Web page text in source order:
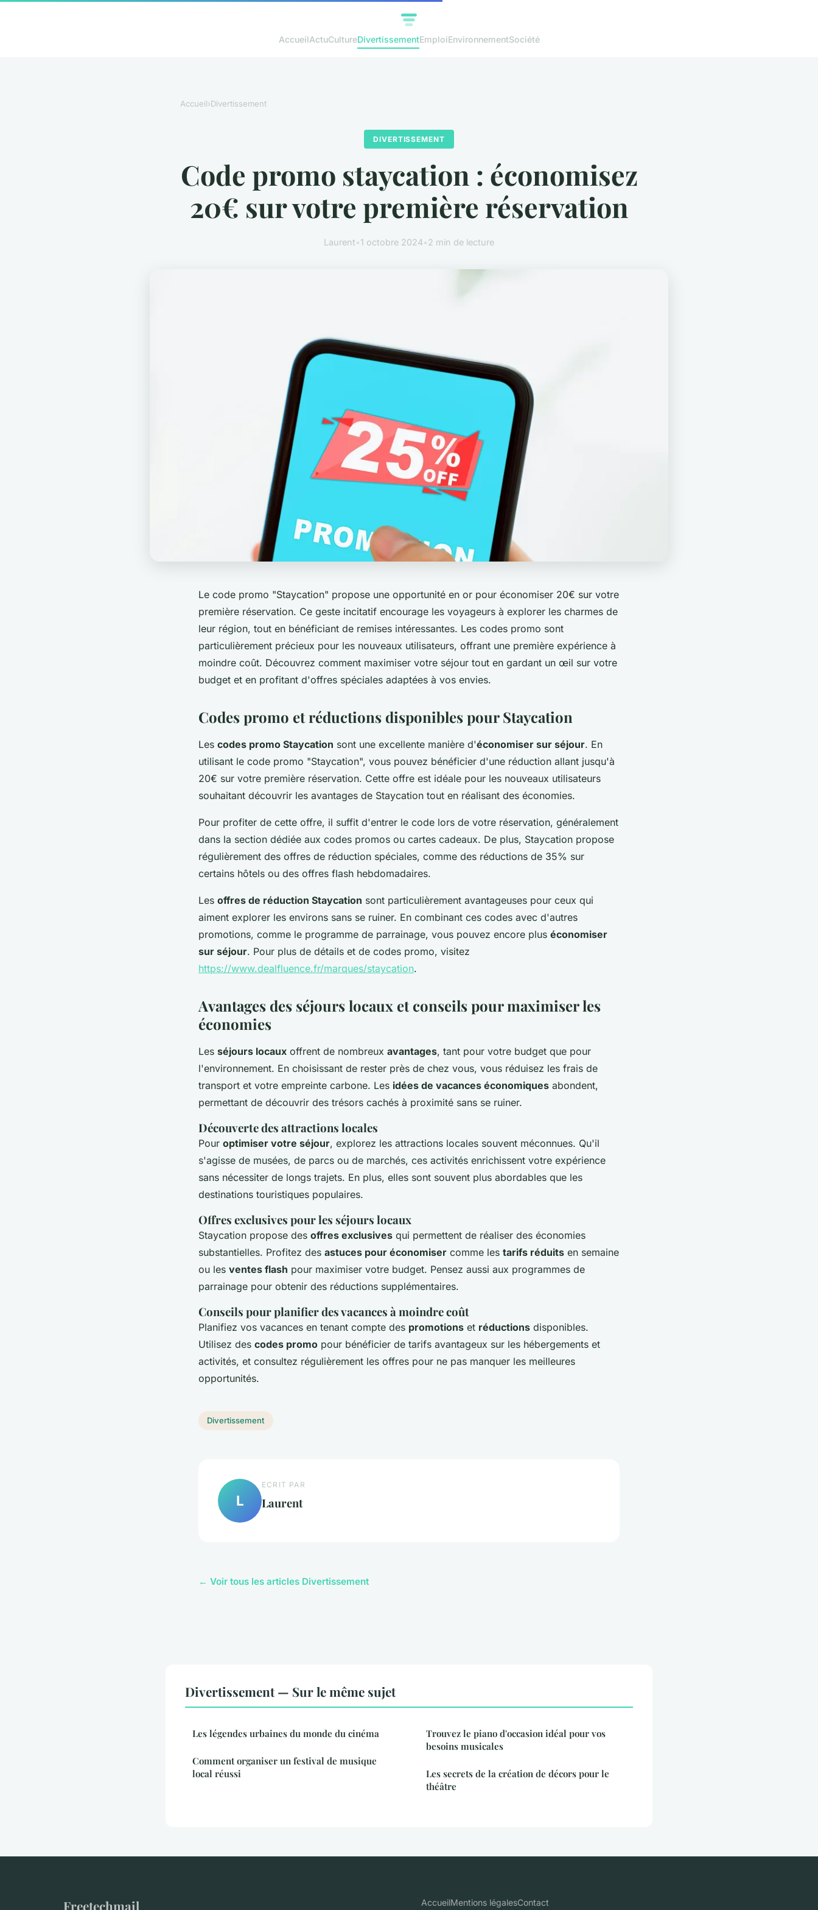
AccueilActuCultureDivertissementEmploiEnvironnementSociété
Accueil›Divertissement
DIVERTISSEMENT
Code promo staycation : économisez
20€ sur votre première réservation
Laurent•1 octobre 2024•2 min de lecture
Le code promo "Staycation" propose une opportunité en or pour économiser 20€ sur votre
première réservation. Ce geste incitatif encourage les voyageurs à explorer les charmes de
leur région, tout en bénéficiant de remises intéressantes. Les codes promo sont
particulièrement précieux pour les nouveaux utilisateurs, offrant une première expérience à
moindre coût. Découvrez comment maximiser votre séjour tout en gardant un œil sur votre
budget et en profitant d'offres spéciales adaptées à vos envies.
Codes promo et réductions disponibles pour Staycation
Les codes promo Staycation sont une excellente manière d'économiser sur séjour. En
utilisant le code promo "Staycation", vous pouvez bénéficier d'une réduction allant jusqu'à
20€ sur votre première réservation. Cette offre est idéale pour les nouveaux utilisateurs
souhaitant découvrir les avantages de Staycation tout en réalisant des économies.
Pour profiter de cette offre, il suffit d'entrer le code lors de votre réservation, généralement
dans la section dédiée aux codes promos ou cartes cadeaux. De plus, Staycation propose
régulièrement des offres de réduction spéciales, comme des réductions de 35% sur
certains hôtels ou des offres flash hebdomadaires.
Les offres de réduction Staycation sont particulièrement avantageuses pour ceux qui
aiment explorer les environs sans se ruiner. En combinant ces codes avec d'autres
promotions, comme le programme de parrainage, vous pouvez encore plus économiser
sur séjour. Pour plus de détails et de codes promo, visitez
https://www.dealfluence.fr/marques/staycation.
Avantages des séjours locaux et conseils pour maximiser les
économies
Les séjours locaux offrent de nombreux avantages, tant pour votre budget que pour
l'environnement. En choisissant de rester près de chez vous, vous réduisez les frais de
transport et votre empreinte carbone. Les idées de vacances économiques abondent,
permettant de découvrir des trésors cachés à proximité sans se ruiner.
Découverte des attractions locales
Pour optimiser votre séjour, explorez les attractions locales souvent méconnues. Qu'il
s'agisse de musées, de parcs ou de marchés, ces activités enrichissent votre expérience
sans nécessiter de longs trajets. En plus, elles sont souvent plus abordables que les
destinations touristiques populaires.
Offres exclusives pour les séjours locaux
Staycation propose des offres exclusives qui permettent de réaliser des économies
substantielles. Profitez des astuces pour économiser comme les tarifs réduits en semaine
ou les ventes flash pour maximiser votre budget. Pensez aussi aux programmes de
parrainage pour obtenir des réductions supplémentaires.
Conseils pour planifier des vacances à moindre coût
Planifiez vos vacances en tenant compte des promotions et réductions disponibles.
Utilisez des codes promo pour bénéficier de tarifs avantageux sur les hébergements et
activités, et consultez régulièrement les offres pour ne pas manquer les meilleures
opportunités.
Divertissement
L
ECRIT PAR
Laurent
← Voir tous les articles Divertissement
Divertissement — Sur le même sujet
Les légendes urbaines du monde du cinéma
Comment organiser un festival de musique
local réussi
Trouvez le piano d'occasion idéal pour vos
besoins musicales
Les secrets de la création de décors pour le
théâtre
Freetechmail AccueilMentions légalesContact